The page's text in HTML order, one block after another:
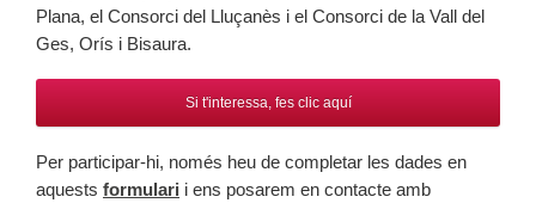
Plana, el Consorci del Lluçanès i el Consorci de la Vall del
Ges, Orís i Bisaura.
Si t'interessa, fes clic aquí
Per participar-hi, només heu de completar les dades en
aquests formulari i ens posarem en contacte amb